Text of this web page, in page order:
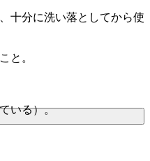
十分に洗い落としてから使
と。
いる）。